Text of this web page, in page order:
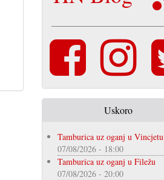
Uskoro
Tamburica uz oganj u Vincjetu
07/08/2026 - 18:00
Tamburica uz oganj u Filežu
07/08/2026 - 20:00